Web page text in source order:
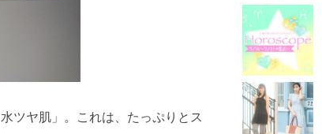
ツヤ肌」。これは、たっぷりとス